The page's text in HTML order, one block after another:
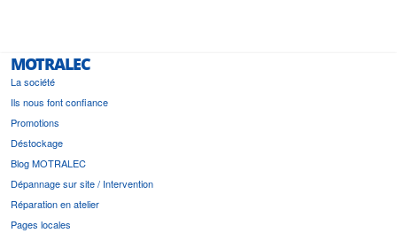
MOTRALEC
La société
Ils nous font confiance
Promotions
Déstockage
Blog MOTRALEC
Dépannage sur site / Intervention
Réparation en atelier
Pages locales